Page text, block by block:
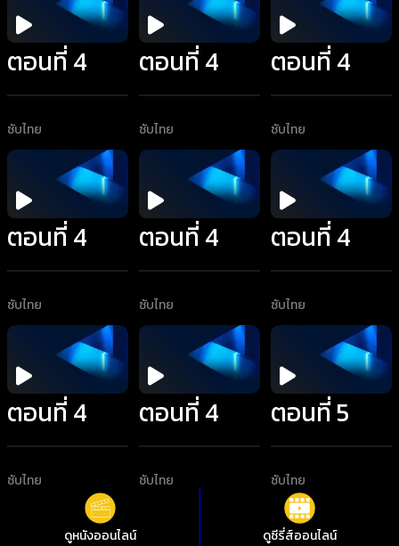
ตอนที่ 4
ซับไทย
ตอนที่ 4
ซับไทย
ตอนที่ 4
ซับไทย
ตอนที่ 4
ซับไทย
ตอนที่ 4
ซับไทย
ตอนที่ 4
ซับไทย
ตอนที่ 4
ซับไทย
ตอนที่ 4
ซับไทย
ตอนที่ 5
ซับไทย
ดูหนังออนไลน์ ดูซีรี่ส์ออนไลน์